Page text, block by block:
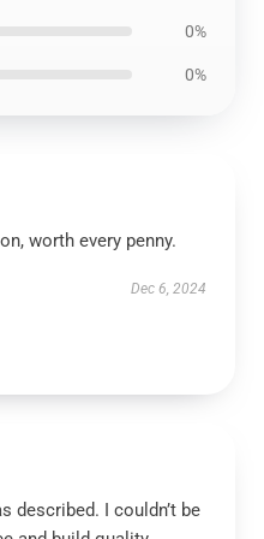
0%
0%
worth every penny.
Dec 6, 2024
described. I couldn’t be